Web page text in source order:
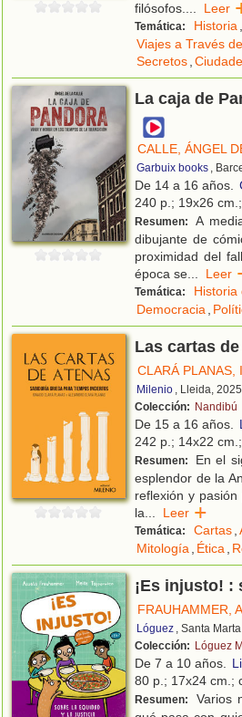
filósofos....
Temática: Historia,
Viajes a Través
Secretos,
La caja de
CALLE, ÁNGEL
Garbuix books ,
De 14 a 16 años.
240 p.; 19x26
Resumen:
A
dibujante de
proximidad del
época se...
Temática: Historia
Democracia,
Las cartas
CLARÁ PLANAS,
Milenio , Lleida, 2025
Colección: Nandibú
De 15 a 16 años.
242 p.; 14x22
Resumen:
En el
esplendor de la
reflexión y
la... Leer
Temática: Cartas,
Mitología, Ética,
¡Es injusto! :
FRAUHAMMER,
Lóguez , Santa
Colección: Lóguez
De 7 a 10 años.
80 p.; 17x24 cm.;
Resumen:
Varios